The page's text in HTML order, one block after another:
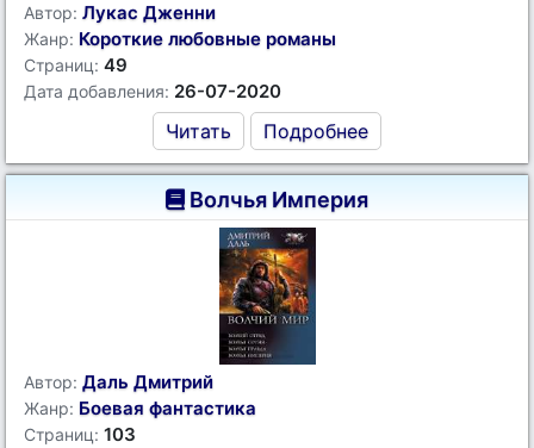
Автор: Лукас Дженни
Жанр: Короткие любовные романы
Страниц: 49
Дата добавления: 26-07-2020
Читать Подробнее
Волчья Империя
Автор: Даль Дмитрий
Жанр: Боевая фантастика
Страниц: 103